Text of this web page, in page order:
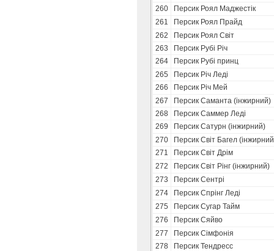
260
Персик Роял Маджестік
261
Персик Роял Прайд
262
Персик Роял Світ
263
Персик Рубі Річ
264
Персик Рубі принц
265
Персик Річ Леді
266
Персик Річ Мей
267
Персик Саманта (інжирний)
268
Персик Саммер Леді
269
Персик Сатурн (інжирний)
270
Персик Світ Багел
271
Персик Світ Дрім
272
Персик Світ Рінг (інжирний)
273
Персик Сентрі
274
Персик Спрінг Леді
275
Персик Сугар Тайм
276
Персик Сяйво
277
Персик Сімфонія
278
Персик Тендресс